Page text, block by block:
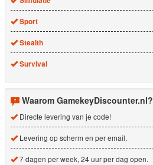
Sport
Stealth
Survival
Waarom GamekeyDiscounter.nl?
Directe levering van je code!
Levering op scherm en per email.
7 dagen per week, 24 uur per dag open.